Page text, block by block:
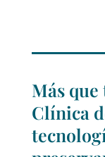
Más
Clínica